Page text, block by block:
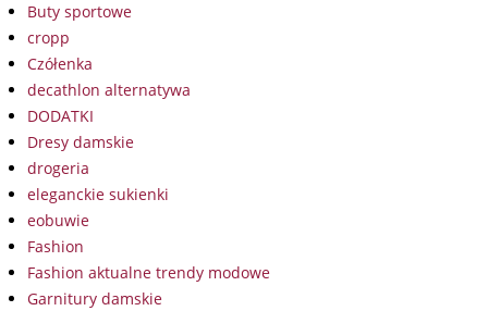
Buty sportowe
cropp
Czółenka
decathlon alternatywa
DODATKI
Dresy damskie
drogeria
eleganckie sukienki
eobuwie
Fashion
Fashion aktualne trendy modowe
Garnitury damskie